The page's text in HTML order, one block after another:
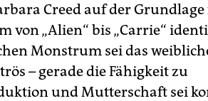
Creed auf der
von „Alien“ bis „Carrie“
Monstrum sei das
– gerade die Fähigkeit zu
und Mutterschaft sei